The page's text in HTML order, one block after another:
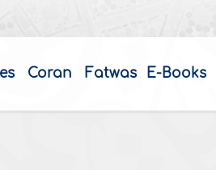
Coran Fatwas E-Books